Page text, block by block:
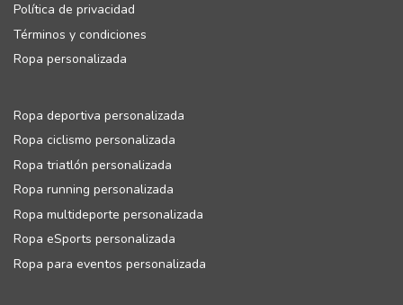
Política de privacidad
Términos y condiciones
Ropa personalizada
Ropa deportiva personalizada
Ropa ciclismo personalizada
Ropa triatlón personalizada
Ropa running personalizada
Ropa multideporte personalizada
Ropa eSports personalizada
Ropa para eventos personalizada